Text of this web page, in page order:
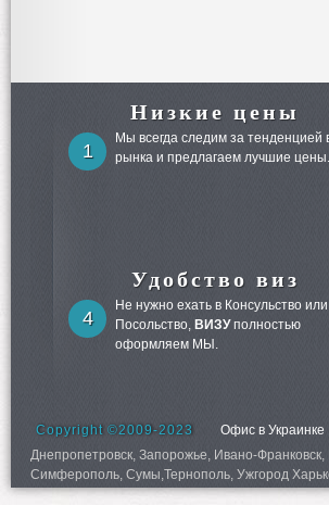
Низкие цены
1
Мы всегда следим за тенденцией
рынка и предлагаем лучшие
Удобство виз
4
Не нужно ехать в Консульство или
Посольство, ВИЗУполностью
оформляем МЫ.
Copyright ©2009-2023 Офис в Украинке
Днепропетровск, Запорожье, Ивано-
Симферополь, Сумы,Тернополь, Ужгород